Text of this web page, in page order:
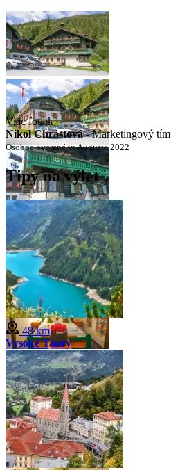
Viac fotiek
Nikol Chrástová -Marketingový tím
Osobne overené v: Auguste 2022
Tipy na výlet
48 km
Vysoké Taury